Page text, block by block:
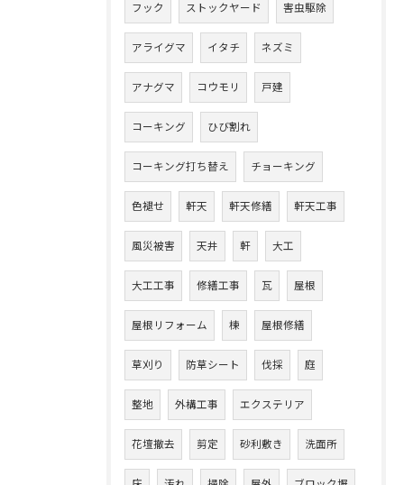
フック ストックヤード 害虫駆除
アライグマ イタチ ネズミ
アナグマ コウモリ 戸建
コーキング ひび割れ
コーキング打ち替え チョーキング
色褪せ 軒天 軒天修繕 軒天工事
風災被害 天井 軒 大工
大工工事 修繕工事 瓦 屋根
屋根リフォーム 棟 屋根修繕
草刈り 防草シート 伐採 庭
整地 外構工事 エクステリア
花壇撤去 剪定 砂利敷き 洗面所